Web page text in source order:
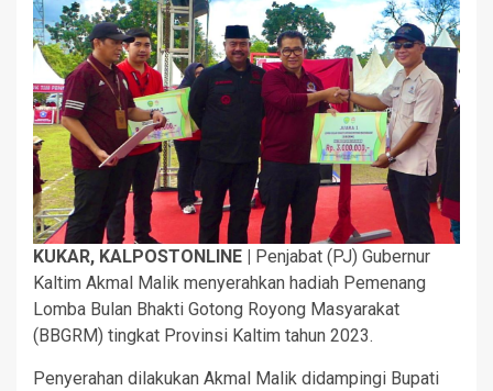
KUKAR, KALPOSTONLINE | Penjabat (PJ) Gubernur
Kaltim Akmal Malik menyerahkan hadiah Pemenang
Lomba Bulan Bhakti Gotong Royong Masyarakat
(BBGRM) tingkat Provinsi Kaltim tahun 2023.
Penyerahan dilakukan Akmal Malik didampingi Bupati